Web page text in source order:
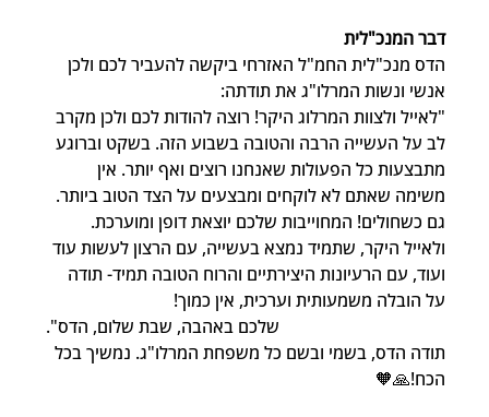
דבר המנכ"לית
הדס מנכ"לית החמ"ל האזרחי ביקשה להעביר לכם ולכן
אנשי ונשות המרלו"ג את תודתה:
"לאייל ולצוות המרלוג היקר! רוצה להודות לכם ולכן מקרב
לב על העשייה הרבה והטובה בשבוע הזה. בשקט וברוגע
מתבצעות כל הפעולות שאנחנו רוצים ואף יותר. אין
משימה שאתם לא לוקחים ומבצעים על הצד הטוב ביותר.
גם כשחולים! המחוייבות שלכם יוצאת דופן ומוערכת.
ולאייל היקר, שתמיד נמצא בעשייה, עם הרצון לעשות עוד
ועוד, עם הרעיונות היצירתיים והרוח הטובה תמיד- תודה
על הובלה משמעותית וערכית, אין כמוך!
                                      שלכם באהבה, שבת שלום, הדס".
תודה הדס, בשמי ובשם כל משפחת המרלו"ג. נמשיך בכל
הכח!🙏🧡